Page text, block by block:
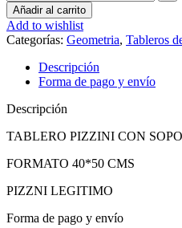
Añadir al carrito
Add to wishlist
Categorías: Geometria, Tableros
Descripción
Forma de pago y envío
Descripción
TABLERO PIZZINI CON
FORMATO 40*50 CMS
PIZZNI LEGITIMO
Forma de pago y envío